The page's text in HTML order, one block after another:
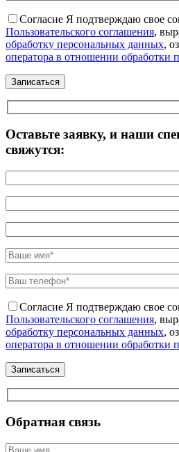
Согласие Я подтверждаю свое
Пользовательского соглашения,
обработку персональных данных,
оператора в отношении обработки
Оставьте заявку, и наши
свяжутся:
Согласие Я подтверждаю свое
Пользовательского соглашения,
обработку персональных данных,
оператора в отношении обработки
Обратная связь